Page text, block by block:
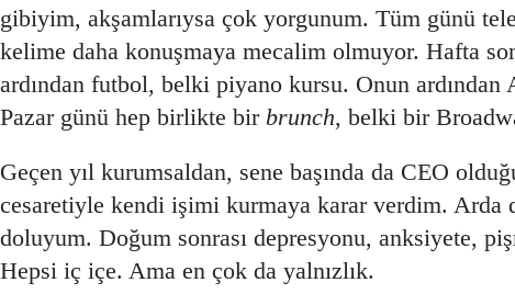
gibiyim, akşamlarıysa çok yorgunum. Tüm günü
kelime daha konuşmaya mecalim olmuyor. Hafta
ardından futbol, belki piyano kursu. Onun ardından
Pazar günü hep birlikte bir brunch, belki bir
Geçen yıl kurumsaldan, sene başında da CEO
cesaretiyle kendi işimi kurmaya karar verdim.
doluyum. Doğum sonrası depresyonu, anksiyete,
Hepsi iç içe. Ama en çok da yalnızlık.